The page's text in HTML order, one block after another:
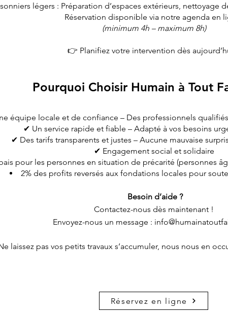
légers : Préparation d’espaces extérieurs, nettoyage
Réservation disponible via notre agenda en
(minimum 4h – maximum 8h)
👉 Planifiez votre intervention dès
Pourquoi Choisir Humain à Tout
équipe locale et de confiance – Des professionnels
✔ Un service rapide et fiable – Adapté à vos besoins
✔ Des tarifs transparents et justes – Aucune mauvaise
✔ Engagement social et solidaire
pour les personnes en situation de précarité (personnes
2% des profits reversés aux fondations locales pour
Besoin d’aide ?
Contactez-nous dès maintenant !
Envoyez-nous un message :
laissez pas vos petits travaux s’accumuler, nous nous en
Réservez en ligne